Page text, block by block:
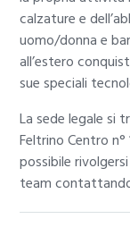
calzature e
uomo/donna e
all’estero
sue speciali
La sede legale si
Feltrino Centro
possibile
team